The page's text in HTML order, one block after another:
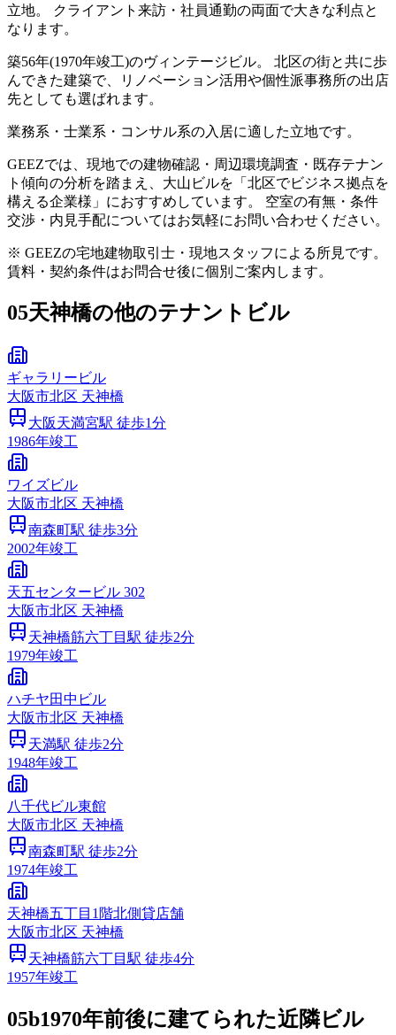
立地。 クライアント来訪・社員通勤の両面で大きな利点と
なります。
築56年(1970年竣工)のヴィンテージビル。 北区の街と共に歩
んできた建築で、リノベーション活用や個性派事務所の出店
先としても選ばれます。
業務系・士業系・コンサル系の入居に適した立地です。
GEEZでは、現地での建物確認・周辺環境調査・既存テナン
ト傾向の分析を踏まえ、大山ビルを「北区でビジネス拠点を
構える企業様」におすすめしています。 空室の有無・条件
交渉・内見手配についてはお気軽にお問い合わせください。
※ GEEZの宅地建物取引士・現地スタッフによる所見です。
賃料・契約条件はお問合せ後に個別ご案内します。
05天神橋の他のテナントビル
ギャラリービル
大阪市北区 天神橋
大阪天満宮駅 徒歩1分
1986年竣工
ワイズビル
大阪市北区 天神橋
南森町駅 徒歩3分
2002年竣工
天五センタービル 302
大阪市北区 天神橋
天神橋筋六丁目 駅 徒歩2分
1979年竣工
ハチヤ田中ビル
大阪市北区 天神橋
天満駅 徒歩2分
1948年竣工
八千代ビル東館
大阪市北区 天神橋
南森町駅 徒歩2分
1974年竣工
天神橋五丁目1階北側貸店舗
大阪市北区 天神橋
天神橋筋六丁目 駅 徒歩4分
1957年竣工
05b1970年前後に建てられた近隣ビル